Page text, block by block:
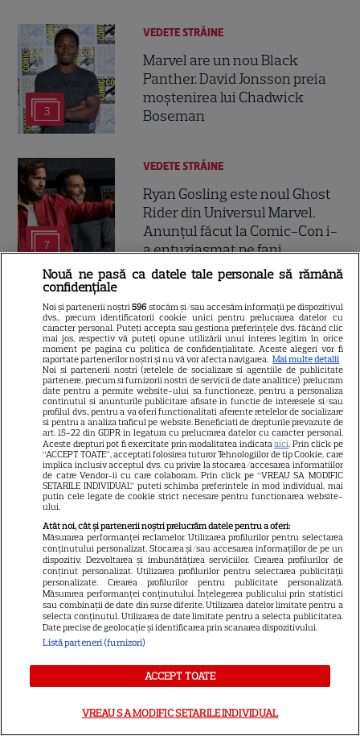
3
VEDETE STRĂINE
Marvel are un nou Black
Panther. David Jonsson preia
moștenirea lui Chadwick
Boseman
7
VEDETE STRĂINE
Ryan Gosling este noul Ghost
Rider din Universul Marvel.
Anunțul făcut la Comic-Con i-
a entuziasmat pe fani
„Diavolul se îmbracă de la
Prada 2” s-a lansat pe Disney+.
Meryl Streep și Anne
Hathaway revin la revista
Runway
9
VEDETE STRĂINE
Meryl Streep, gest
impresionant pentru Anne
„Diavolul se îmbracă de la
Prada 2”. Ce salarii ar fi primit
actrițele
VEDETE ROMÂNEŞTI
Nouă ne pasă ca datele tale personale să rămână
confidențiale
Noi și partenerii noștri596 stocăm și/sau accesăm informații pe dispozitivul
dvs., precum identificatorii cookie unici pentru prelucrarea datelor cu
caracter personal. Puteți accepta sau gestiona preferințele dvs. făcând clic
mai jos, respectiv vă puteți opune utilizării unui interes legitim în orice
moment pe pagina cu politica de confidențialitate. Aceste alegeri vor fi
raportate partenerilor noștri și nu vă vor afecta navigarea. Mai multe detalii
Noi si partenerii nostri (retelele de socializare si agentiile de publicitate
partenere, precum si furnizorii nostri de servicii de date analitice) prelucram
date pentru a permite website-ului sa functioneze, pentru a personaliza
continutul si anunturile publicitare afisate in functie de interesele si/sau
profilul dvs., pentru a va oferi functionalitati aferente retelelor de socializare
si pentru a analiza traficul pe website. Beneficiati de drepturile prevazute de
art. 15-22 din GDPR in legatura cu prelucrarea datelor cu caracter personal.
Aceste drepturi pot fi exercitate prin modalitatea indicataaici. Prin click pe
“ACCEPT TOATE”, acceptati folosirea tuturor Tehnologiilor de tip Cookie, care
implica inclusiv acceptul dvs. cu privire la stocarea/accesarea informatiilor
de catre Vendor-ii cu care colaboram. Prin click pe “VREAU SA MODIFIC
SETARILE INDIVIDUAL” puteti schimba preferintele in mod individual, mai
putin cele legate de cookie strict necesare pentru functionarea website-
ului.
Atât noi, cât și partenerii noștri prelucrăm datele pentru a oferi:
Măsurarea performanței reclamelor. Utilizarea profilurilor pentru selectarea
conținutului personalizat. Stocarea și/sau accesarea informațiilor de pe un
dispozitiv. Dezvoltarea și îmbunătățirea serviciilor. Crearea profilurilor de
conținut personalizat. Utilizarea profilurilor pentru selectarea publicității
personalizate. Crearea profilurilor pentru publicitate personalizată.
Măsurarea performanței conținutului. Înțelegerea publicului prin statistici
sau combinații de date din surse diferite. Utilizarea datelor limitate pentru a
selecta conținutul. Utilizarea de date limitate pentru a selecta publicitatea.
Date precise de geolocație și identificarea prin scanarea dispozitivului.
Listă parteneri (furnizori)
ACCEPT TOATE
VREAU SA MODIFIC SETARILE INDIVIDUAL